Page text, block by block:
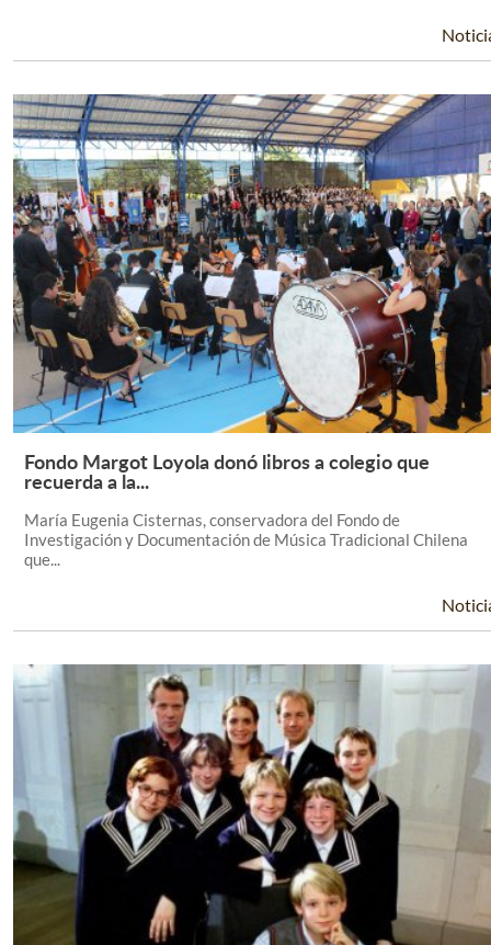
Leer Más +
Fondo Margot Loyola donó libros a colegio que
recuerda a la...
María Eugenia Cisternas, conservadora del Fondo de
Investigación y Documentación de Música Tradicional Chilena
que...